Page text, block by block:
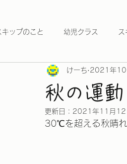
キップのこと 幼児クラス ス
ワールドカップ2026
秋の運動
けーち 2021年10
更新日： 2021年11月12
30℃を超える秋晴